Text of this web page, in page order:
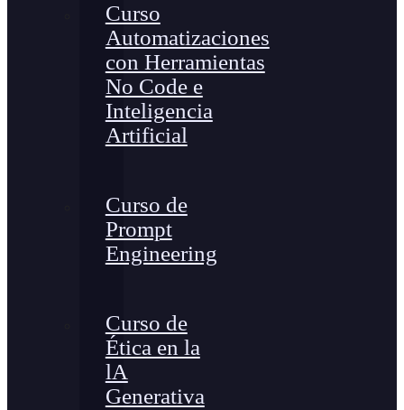
Curso
Automatizaciones
con Herramientas
No Code e
Inteligencia
Artificial
Curso de
Prompt
Engineering
Curso de
Ética en la
lA
Generativa